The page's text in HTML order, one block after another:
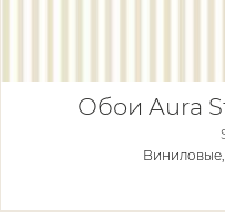
Обои Aura
Виниловые,